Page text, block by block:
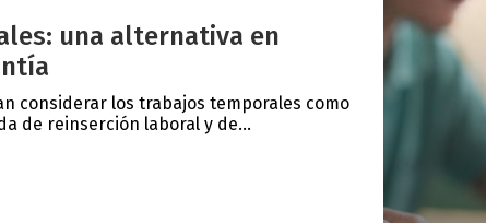
una alternativa en
considerar los trabajos temporales como
de reinserción laboral y de...